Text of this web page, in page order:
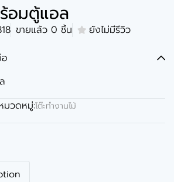
อมตู้แอล
ขายแล้ว 0 ชิ้น
ยังไม่มีรีวิว
มวดหมู่:โต๊ะทำงานไม้